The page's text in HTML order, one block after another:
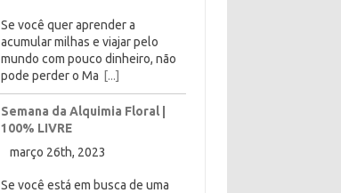
Se você quer aprender a
acumular milhas e viajar pelo
mundo com pouco dinheiro, não
pode perder o Ma [...]
Semana da Alquimia Floral |
100% LIVRE
março 26th, 2023
Se você está em busca de uma